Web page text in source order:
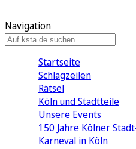
Navigation
Startseite
Schlagzeilen
Rätsel
Köln und Stadtteile
Unsere Events
150 Jahre Kölner
Karneval in Köln